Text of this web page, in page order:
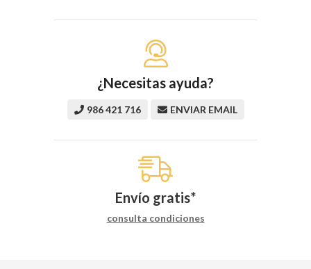
¿Necesitas ayuda?
986 421 716 ENVIAR EMAIL
Envío gratis*
consulta condiciones